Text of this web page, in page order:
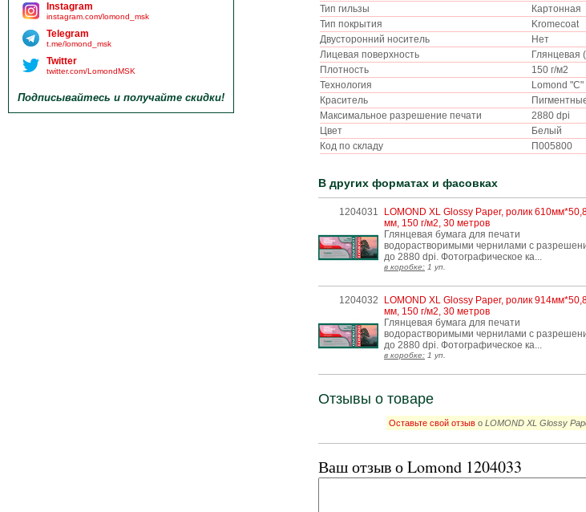
Instagram
instagram.com/lomond_msk
Telegram
t.me/lomond_msk
Twitter
twitter.com/LomondMSK
Подписывайтесь и получайте скидки!
Тип гильзы
Картонная
Тип покрытия
Kromecoat
Двусторонний носитель
Нет
Лицевая поверхность
Глянцевая
Плотность
150 г/м2
Технология
Lomond "C"
Краситель
Максимальное разрешение печати
2880 dpi
Цвет
Белый
Код по складу
П005800
В других форматах и фасовках
1204031
LOMOND XL Glossy Paper, ролик
мм, 150 г/м2, 30 метров
Глянцевая бумага для печати
водорастворимыми чернилами с
до 2880 dpi. Фотографическое ка...
в коробке: 1 уп.
1204032
LOMOND XL Glossy Paper, ролик
мм, 150 г/м2, 30 метров
Глянцевая бумага для печати
водорастворимыми чернилами с
до 2880 dpi. Фотографическое ка...
в коробке: 1 уп.
Отзывы о товаре
Оставьте свой отзыв о LOMOND XL Glossy
Ваш отзыв о Lomond 1204033